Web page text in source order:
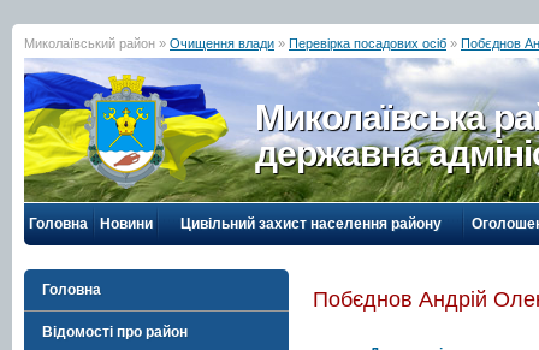
Миколаївський район » Очищення влади » Перевірка посадових осіб » Побєднов
Миколаївська
державна
Головна Новини Цивільний захист населення району
Головна
Відомості про район
Побєднов Андрій